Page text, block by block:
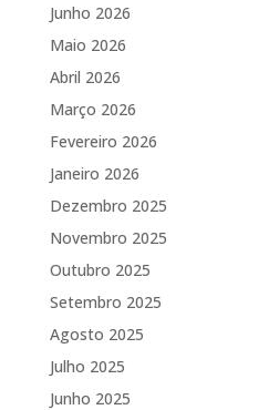
Junho 2026
Maio 2026
Abril 2026
Março 2026
Fevereiro 2026
Janeiro 2026
Dezembro 2025
Novembro 2025
Outubro 2025
Setembro 2025
Agosto 2025
Julho 2025
Junho 2025